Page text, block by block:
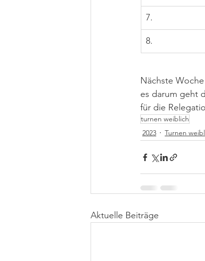
7.
8.
Nächste
es darum geht
für die
turnen weiblich
2023
Turnen
Aktuelle Beiträge